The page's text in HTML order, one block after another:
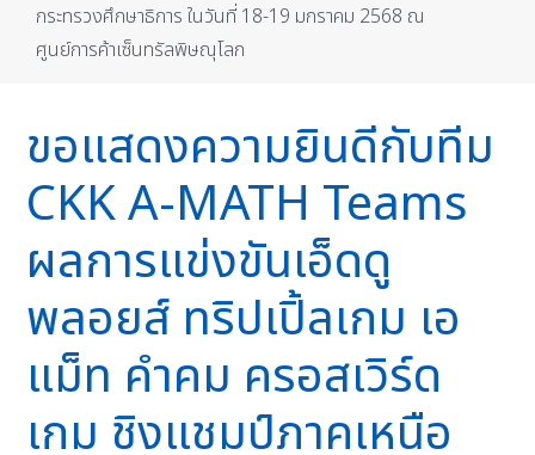
กระทรวงศึกษาธิการ ในวันที่ 18-19 มกราคม 2568 ณ
ศูนย์การค้าเซ็นทรัลพิษณุโลก
ขอแสดงความยินดีกับทีม
CKK A-MATH Teams
ผลการแข่งขันเอ็ดดู
พลอยส์ ทริปเปิ้ลเกม เอ
แม็ท คำคม ครอสเวิร์ด
เกม ชิงแชมป์ภาคเหนือ